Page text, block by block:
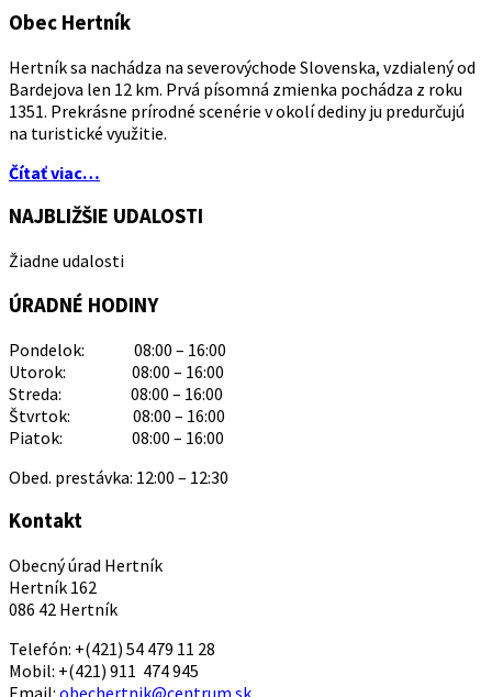
Obec Hertník
Hertník sa nachádza na severovýchode Slovenska, vzdialený od
Bardejova len 12 km. Prvá písomná zmienka pochádza z roku
1351. Prekrásne prírodné scenérie v okolí dediny ju predurčujú
na turistické využitie.
Čítať viac…
NAJBLIŽŠIE UDALOSTI
Žiadne udalosti
ÚRADNÉ HODINY
Pondelok: 08:00 – 16:00
Utorok: 08:00 – 16:00
Streda: 08:00 – 16:00
Štvrtok: 08:00 – 16:00
Piatok: 08:00 – 16:00
Obed. prestávka: 12:00 – 12:30
Kontakt
Obecný úrad Hertník
Hertník 162
086 42 Hertník
Telefón: +(421) 54 479 11 28
Mobil: +(421) 911 474 945